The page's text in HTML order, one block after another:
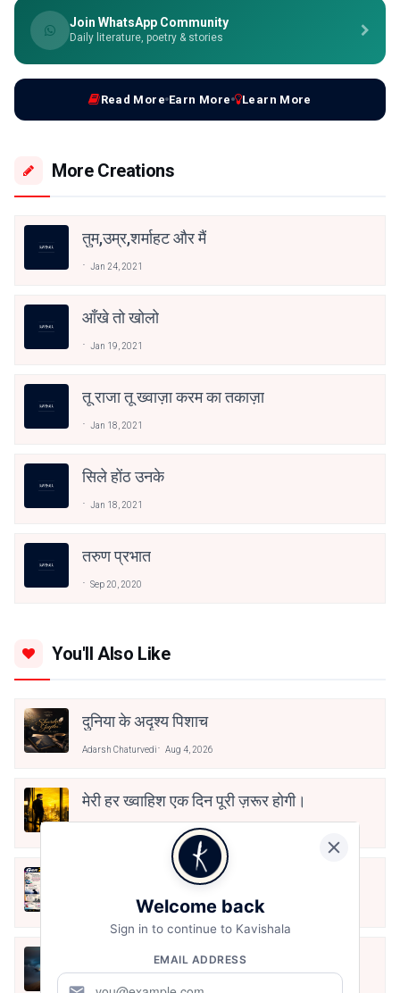
Join WhatsApp Community
Daily literature, poetry & stories
Read More Earn More Learn More
More Creations
तुम,उम्र,शर्माहट और मैं
Jan 24, 2021
आँखे तो खोलो
Jan 19, 2021
तू राजा तू ख्वाज़ा करम का तकाज़ा
Jan 18, 2021
सिले होंठ उनके
Jan 18, 2021
तरुण प्रभात
Sep 20, 2020
You'll Also Like
दुनिया के अदृश्य पिशाच
Adarsh Chaturvedi Aug 4, 2026
मेरी हर ख्वाहिश एक दिन पूरी ज़रूर होगी।
Jul 30, 2026
Gen Z की क्रांति
Adarsh Chaturvedi Jul 29, 2026
हे अर्जुन बख़्श दो आँखें परिंदों की
Adarsh Chaturvedi Jul 27, 2026
Welcome back
Sign in to continue to Kavishala
EMAIL ADDRESS